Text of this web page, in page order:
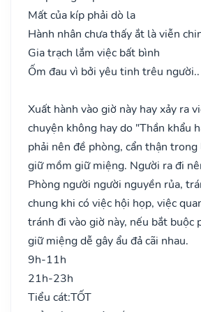
Mất của kíp phải dò la
Hành nhân chưa thấy ắt là viễn
Gia trạch lắm việc bất bình
Ốm đau vì bởi yêu tinh trêu người..
Xuất hành vào giờ này hay xảy ra
chuyện không hay do "Thần khẩu
phải nên đề phòng, cẩn thận
giữ mồm giữ miệng. Người ra đi
Phòng người người nguyền rủa,
chung khi có việc hội họp, việc
tránh đi vào giờ này, nếu bắt buộc
giữ miệng dễ gây ẩu đả cãi nhau.
9h-11h
21h-23h
Tiểu cát:TỐT